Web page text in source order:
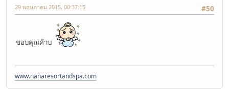
#50
29 พฤษภาคม 2015, 00:37:15
ขอบคุณค้าบ
www.nanaresortandspa.com